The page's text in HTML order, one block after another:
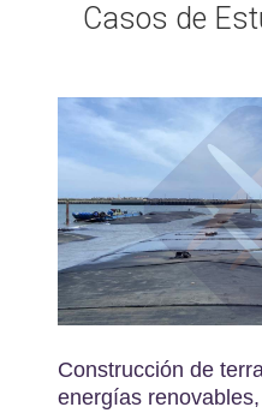
Casos de
Construcción de
energías